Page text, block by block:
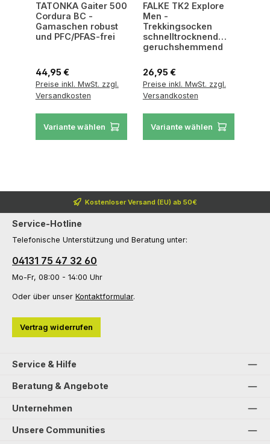
TATONKA Gaiter 500
Cordura BC -
Gamaschen robust
und PFC/PFAS-frei
Regulärer Preis:
44,95 €
Preise inkl. MwSt. zzgl.
Versandkosten
Variante wählen
FALKE TK2 Explore
Men -
Trekkingsocken
schnelltrocknend
geruchshemmend
Regulärer Preis:
26,95 €
Preise inkl. MwSt. zzgl.
Versandkosten
Variante wählen
Kostenloser Versand (EU) ab 50€
Service-Hotline
Telefonische Unterstützung und Beratung unter:
04131 75 47 32 60
Mo-Fr, 08:00 - 14:00 Uhr
Oder über unser Kontaktformular.
Vertrag widerrufen
Service & Hilfe
Beratung & Angebote
Unternehmen
Unsere Communities